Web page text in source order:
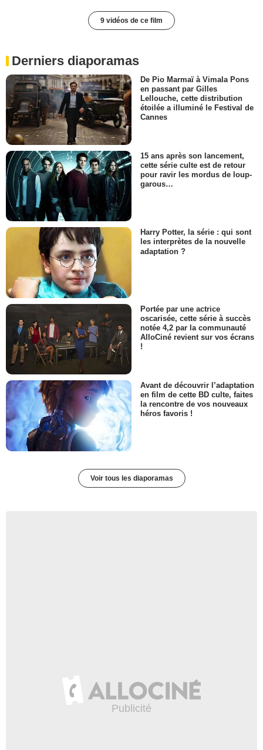
9 vidéos de ce film
Derniers diaporamas
De Pio Marmaï à Vimala Pons
en passant par Gilles
Lellouche, cette distribution
étoilée a illuminé le Festival de
Cannes
15 ans après son lancement,
cette série culte est de retour
pour ravir les mordus de loup-
garous…
Harry Potter, la série : qui sont
les interprètes de la nouvelle
adaptation ?
Portée par une actrice
oscarisée, cette série à succès
notée 4,2 par la communauté
AlloCiné revient sur vos écrans
!
Avant de découvrir l’adaptation
en film de cette BD culte, faites
la rencontre de vos nouveaux
héros favoris !
Voir tous les diaporamas